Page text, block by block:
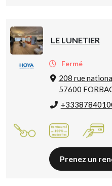
LE LUNETIER
Fermé
208 rue
57600
Prenez un